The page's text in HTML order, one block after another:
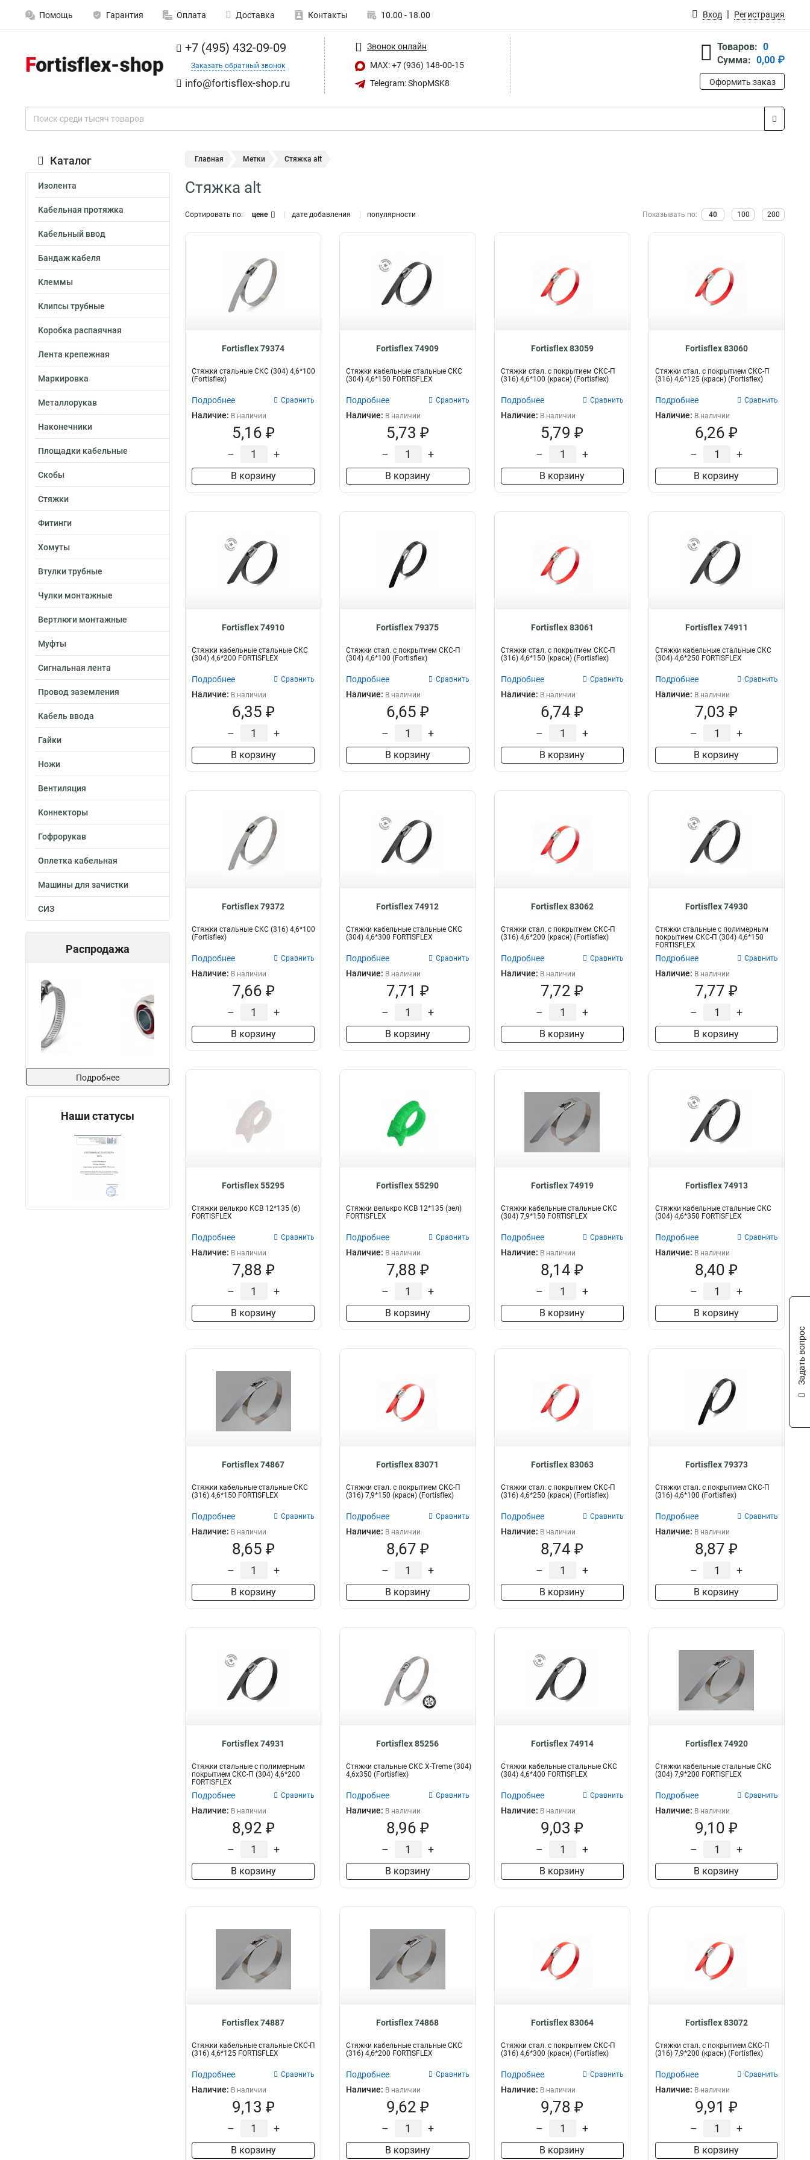
Помощь Гарантия Оплата Доставка Контакты 10.00 - 18.00 Вход Регистрация
+7 (495) 432-09-09
Заказать обратный звонок
info@fortisflex-shop.ru
Звонок онлайн
MAX: +7 (936) 148-00-15
Telegram: ShopMSK8
Товаров: 0
Сумма: 0,00 ₽
Оформить заказ
Каталог
Изолента
Кабельная протяжка
Кабельный ввод
Бандаж кабеля
Клеммы
Клипсы трубные
Коробка распаячная
Лента крепежная
Маркировка
Металлорукав
Наконечники
Площадки кабельные
Скобы
Стяжки
Фитинги
Хомуты
Втулки трубные
Чулки монтажные
Вертлюги монтажные
Муфты
Сигнальная лента
Провод заземления
Кабель ввода
Гайки
Ножи
Вентиляция
Коннекторы
Гофрорукав
Оплетка кабельная
Машины для зачистки
СИЗ
Распродажа
Подробнее
Наши статусы
Главная Метки Стяжка alt
Стяжка alt
Сортировать по: цене дате добавления популярности Показывать по: 40 100 200
Fortisflex 79374
Стяжки стальные СКС (304) 4,6*100
(Fortisflex)
Подробнее Сравнить
Наличие: В наличии
5,16 ₽
– +
В корзину
Fortisflex 74909
Стяжки кабельные стальные СКС
(304) 4,6*150 FORTISFLEX
Подробнее Сравнить
Наличие: В наличии
5,73 ₽
– +
В корзину
Fortisflex 83059
Стяжки стал. с покрытием СКС-П
(316) 4,6*100 (красн) (Fortisflex)
Подробнее Сравнить
Наличие: В наличии
5,79 ₽
– +
В корзину
Fortisflex 83060
Стяжки стал. с покрытием СКС-П
(316) 4,6*125 (красн) (Fortisflex)
Подробнее Сравнить
Наличие: В наличии
6,26 ₽
– +
В корзину
Fortisflex 74910
Стяжки кабельные стальные СКС
(304) 4,6*200 FORTISFLEX
Подробнее Сравнить
Наличие: В наличии
6,35 ₽
– +
В корзину
Fortisflex 79375
Стяжки стал. с покрытием СКС-П
(304) 4,6*100 (Fortisflex)
Подробнее Сравнить
Наличие: В наличии
6,65 ₽
– +
В корзину
Fortisflex 83061
Стяжки стал. с покрытием СКС-П
(316) 4,6*150 (красн) (Fortisflex)
Подробнее Сравнить
Наличие: В наличии
6,74 ₽
– +
В корзину
Fortisflex 74911
Стяжки кабельные стальные СКС
(304) 4,6*250 FORTISFLEX
Подробнее Сравнить
Наличие: В наличии
7,03 ₽
– +
В корзину
Fortisflex 79372
Стяжки стальные СКС (316) 4,6*100
(Fortisflex)
Подробнее Сравнить
Наличие: В наличии
7,66 ₽
– +
В корзину
Fortisflex 74912
Стяжки кабельные стальные СКС
(304) 4,6*300 FORTISFLEX
Подробнее Сравнить
Наличие: В наличии
7,71 ₽
– +
В корзину
Fortisflex 83062
Стяжки стал. с покрытием СКС-П
(316) 4,6*200 (красн) (Fortisflex)
Подробнее Сравнить
Наличие: В наличии
7,72 ₽
– +
В корзину
Fortisflex 74930
Стяжки стальные с полимерным
покрытием СКС-П (304) 4,6*150
FORTISFLEX
Подробнее Сравнить
Наличие: В наличии
7,77 ₽
– +
В корзину
Fortisflex 55295
Стяжки велькро КСВ 12*135 (б)
FORTISFLEX
Подробнее Сравнить
Наличие: В наличии
7,88 ₽
– +
В корзину
Fortisflex 55290
Стяжки велькро КСВ 12*135 (зел)
FORTISFLEX
Подробнее Сравнить
Наличие: В наличии
7,88 ₽
– +
В корзину
Fortisflex 74919
Стяжки кабельные стальные СКС
(304) 7,9*150 FORTISFLEX
Подробнее Сравнить
Наличие: В наличии
8,14 ₽
– +
В корзину
Fortisflex 74913
Стяжки кабельные стальные СКС
(304) 4,6*350 FORTISFLEX
Подробнее Сравнить
Наличие: В наличии
8,40 ₽
– +
В корзину
Fortisflex 74867
Стяжки кабельные стальные СКС
(316) 4,6*150 FORTISFLEX
Подробнее Сравнить
Наличие: В наличии
8,65 ₽
– +
В корзину
Fortisflex 83071
Стяжки стал. с покрытием СКС-П
(316) 7,9*150 (красн) (Fortisflex)
Подробнее Сравнить
Наличие: В наличии
8,67 ₽
– +
В корзину
Fortisflex 83063
Стяжки стал. с покрытием СКС-П
(316) 4,6*250 (красн) (Fortisflex)
Подробнее Сравнить
Наличие: В наличии
8,74 ₽
– +
В корзину
Fortisflex 79373
Стяжки стал. с покрытием СКС-П
(316) 4,6*100 (Fortisflex)
Подробнее Сравнить
Наличие: В наличии
8,87 ₽
– +
В корзину
Fortisflex 74931
Стяжки стальные с полимерным
покрытием СКС-П (304) 4,6*200
FORTISFLEX
Подробнее Сравнить
Наличие: В наличии
8,92 ₽
– +
В корзину
Fortisflex 85256
Стяжки стальные СКС X-Treme (304)
4,6х350 (Fortisflex)
Подробнее Сравнить
Наличие: В наличии
8,96 ₽
– +
В корзину
Fortisflex 74914
Стяжки кабельные стальные СКС
(304) 4,6*400 FORTISFLEX
Подробнее Сравнить
Наличие: В наличии
9,03 ₽
– +
В корзину
Fortisflex 74920
Стяжки кабельные стальные СКС
(304) 7,9*200 FORTISFLEX
Подробнее Сравнить
Наличие: В наличии
9,10 ₽
– +
В корзину
Fortisflex 74887
Стяжки кабельные стальные СКС-П
(316) 4,6*125 FORTISFLEX
Подробнее Сравнить
Наличие: В наличии
9,13 ₽
– +
В корзину
Fortisflex 74868
Стяжки кабельные стальные СКС
(316) 4,6*200 FORTISFLEX
Подробнее Сравнить
Наличие: В наличии
9,62 ₽
– +
В корзину
Fortisflex 83064
Стяжки стал. с покрытием СКС-П
(316) 4,6*300 (красн) (Fortisflex)
Подробнее Сравнить
Наличие: В наличии
9,78 ₽
– +
В корзину
Fortisflex 83072
Стяжки стал. с покрытием СКС-П
(316) 7,9*200 (красн) (Fortisflex)
Подробнее Сравнить
Наличие: В наличии
9,91 ₽
– +
В корзину
Задать вопрос